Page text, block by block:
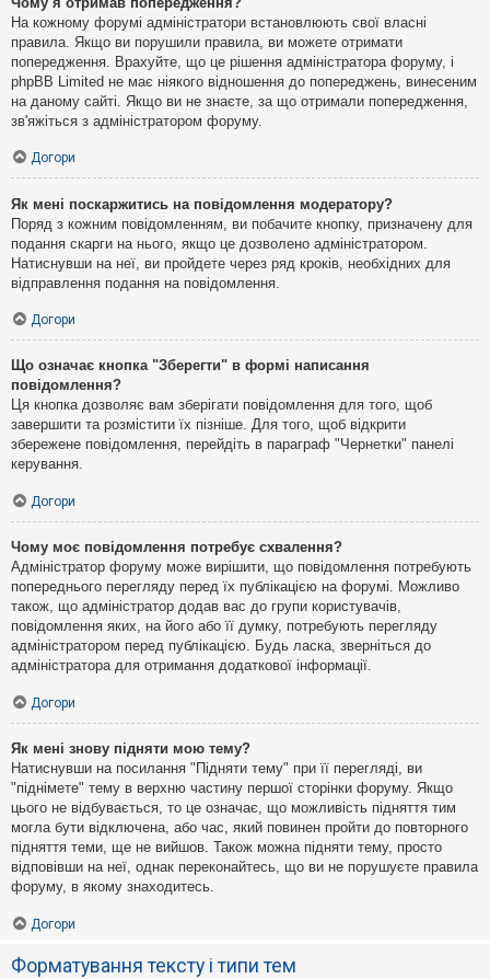
На кожному форумі адміністратори встановлюють свої власні
правила. Якщо ви порушили правила, ви можете отримати
попередження. Врахуйте, що це рішення адміністратора форуму, і
phpBB Limited не має ніякого відношення до попереджень, винесеним
на даному сайті. Якщо ви не знаєте, за що отримали попередження,
зв'яжіться з адміністратором форуму.
Догори
Як мені поскаржитись на повідомлення модератору?
Поряд з кожним повідомленням, ви побачите кнопку, призначену для
подання скарги на нього, якщо це дозволено адміністратором.
Натиснувши на неї, ви пройдете через ряд кроків, необхідних для
відправлення подання на повідомлення.
Догори
Що означає кнопка "Зберегти" в формі написання
повідомлення?
Ця кнопка дозволяє вам зберігати повідомлення для того, щоб
завершити та розмістити їх пізніше. Для того, щоб відкрити
збережене повідомлення, перейдіть в параграф "Чернетки" панелі
керування.
Догори
Чому моє повідомлення потребує схвалення?
Адміністратор форуму може вирішити, що повідомлення потребують
попереднього перегляду перед їх публікацією на форумі. Можливо
також, що адміністратор додав вас до групи користувачів,
повідомлення яких, на його або її думку, потребують перегляду
адміністратором перед публікацією. Будь ласка, зверніться до
адміністратора для отримання додаткової інформації.
Догори
Як мені знову підняти мою тему?
Натиснувши на посилання "Підняти тему" при її перегляді, ви
"піднімете" тему в верхню частину першої сторінки форуму. Якщо
цього не відбувається, то це означає, що можливість підняття тим
могла бути відключена, або час, який повинен пройти до повторного
підняття теми, ще не вийшов. Також можна підняти тему, просто
відповівши на неї, однак переконайтесь, що ви не порушуєте правила
форуму, в якому знаходитесь.
Догори
Форматування тексту і типи тем